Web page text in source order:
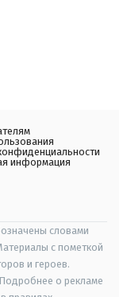
информация
словами
с пометкой
и героев.
о рекламе